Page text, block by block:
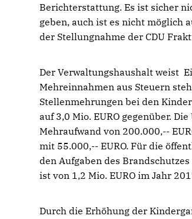
Berichterstattung. Es ist sicher
geben, auch ist es nicht möglich
der Stellungnahme der CDU
Der Verwaltungshaushalt weist
Mehreinnahmen aus Steuern
Stellenmehrungen bei den
auf 3,0 Mio. EURO gegenüber.
Mehraufwand von 200.000,--
mit 55.000,-- EURO. Für die
den Aufgaben des
ist von 1,2 Mio. EURO im Jahr
Durch die Erhöhung der